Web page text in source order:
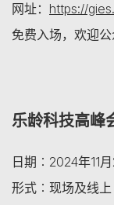
网址： https://
免费入场，欢迎
乐龄科技高峰
日期︰2024年11
形式︰现场及线上